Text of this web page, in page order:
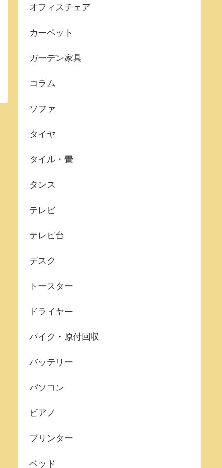
オフィスチェア
カーペット
ガーデン家具
コラム
ソファ
タイヤ
タイル・畳
タンス
テレビ
テレビ台
デスク
トースター
ドライヤー
バイク・原付回収
バッテリー
パソコン
ピアノ
プリンター
ベッド